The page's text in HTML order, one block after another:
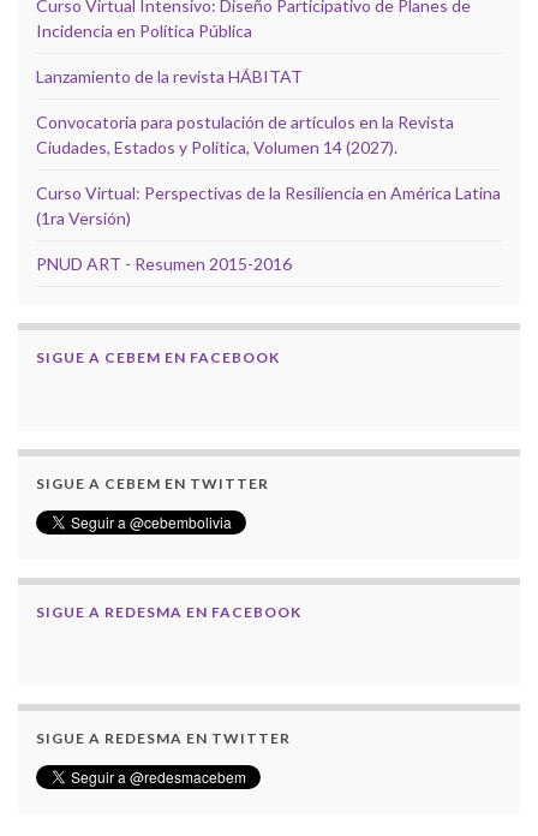
Curso Virtual Intensivo: Diseño Participativo de Planes de
Incidencia en Política Pública
Lanzamiento de la revista HÁBITAT
Convocatoria para postulación de artículos en la Revista
Ciudades, Estados y Política, Volumen 14 (2027).
Curso Virtual: Perspectivas de la Resiliencia en América Latina
(1ra Versión)
PNUD ART - Resumen 2015-2016
SIGUE A CEBEM EN FACEBOOK
SIGUE A CEBEM EN TWITTER
SIGUE A REDESMA EN FACEBOOK
SIGUE A REDESMA EN TWITTER